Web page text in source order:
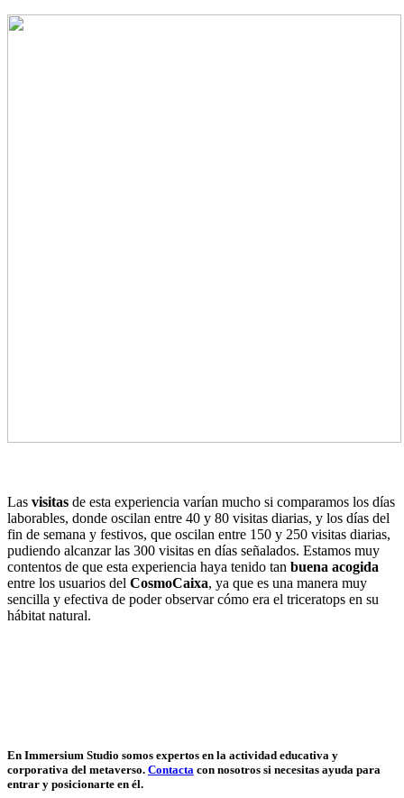
Las visitas de esta experiencia varían mucho si comparamos los días
laborables, donde oscilan entre 40 y 80 visitas diarias, y los días del
fin de semana y festivos, que oscilan entre 150 y 250 visitas diarias,
pudiendo alcanzar las 300 visitas en días señalados. Estamos muy
contentos de que esta experiencia haya tenido tan buena acogida
entre los usuarios del CosmoCaixa, ya que es una manera muy
sencilla y efectiva de poder observar cómo era el triceratops en su
hábitat natural.
En Immersium Studio somos expertos en la actividad educativa y
corporativa del metaverso. Contacta con nosotros si necesitas ayuda para
entrar y posicionarte en él.